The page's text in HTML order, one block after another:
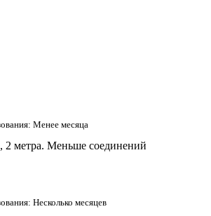
Менее месяца
2 метра. Меньше соединений
Несколько месяцев